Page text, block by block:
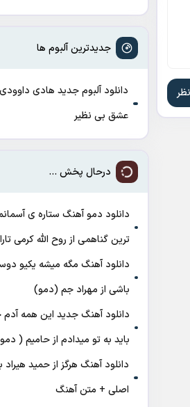
جدیدترین آلبوم ها
دانلود آلبوم جدید هادی
عشق بی نظیر
درحال پخش ...
دانلود دمو آهنگ ﺳﺘﺎره ی
ﺗﺮﻳﻦ ﮔﻨﺎﻫﻤﻰ از روح الله کرمی تارا
دانلود آهنگ مگه میشه یکیو
باشی از مهراد جم (دمو)
دانلود آهنگ جدید این همه آدم
باید به تو میدادم از حامیم (
دانلود آهنگ هرگز از حمید هیراد
اصلی + متن آهنگ